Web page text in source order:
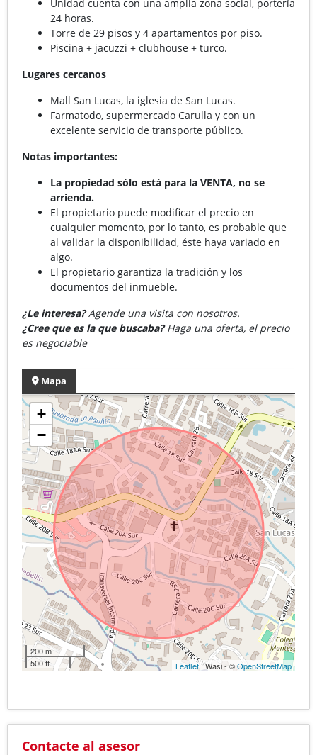
Unidad cuenta con una amplia zona social, portería
24 horas.
Torre de 29 pisos y 4 apartamentos por piso.
Piscina + jacuzzi + clubhouse + turco.
Lugares cercanos
Mall San Lucas, la iglesia de San Lucas.
Farmatodo, supermercado Carulla y con un
excelente servicio de transporte público.
Notas importantes:
La propiedad sólo está para la VENTA, no se
arrienda.
El propietario puede modificar el precio en
cualquier momento, por lo tanto, es probable que
al validar la disponibilidad, éste haya variado en
algo.
El propietario garantiza la tradición y los
documentos del inmueble.
¿Le interesa?Agende una visita con nosotros.
¿Cree que es la que buscaba?Haga una oferta, el precio
es negociable
Mapa
+
−
200 m
500 ft
Leaflet| Wasi - ©OpenStreetMap
Contacte al asesor